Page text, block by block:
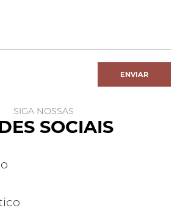
ENVIAR
SIGA NOSSAS
SOCIAIS